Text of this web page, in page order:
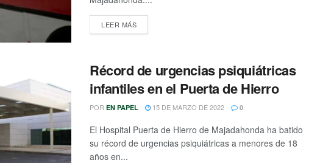
LEER MÁSDETAILS
Récord de urgencias psiquiátricas
infantiles en el Puerta de Hierro
POR EN PAPEL 15 DE MARZO DE 2022 0
El Hospital Puerta de Hierro de Majadahonda ha batido
su récord de urgencias psiquiátricas a menores de 18
años en...